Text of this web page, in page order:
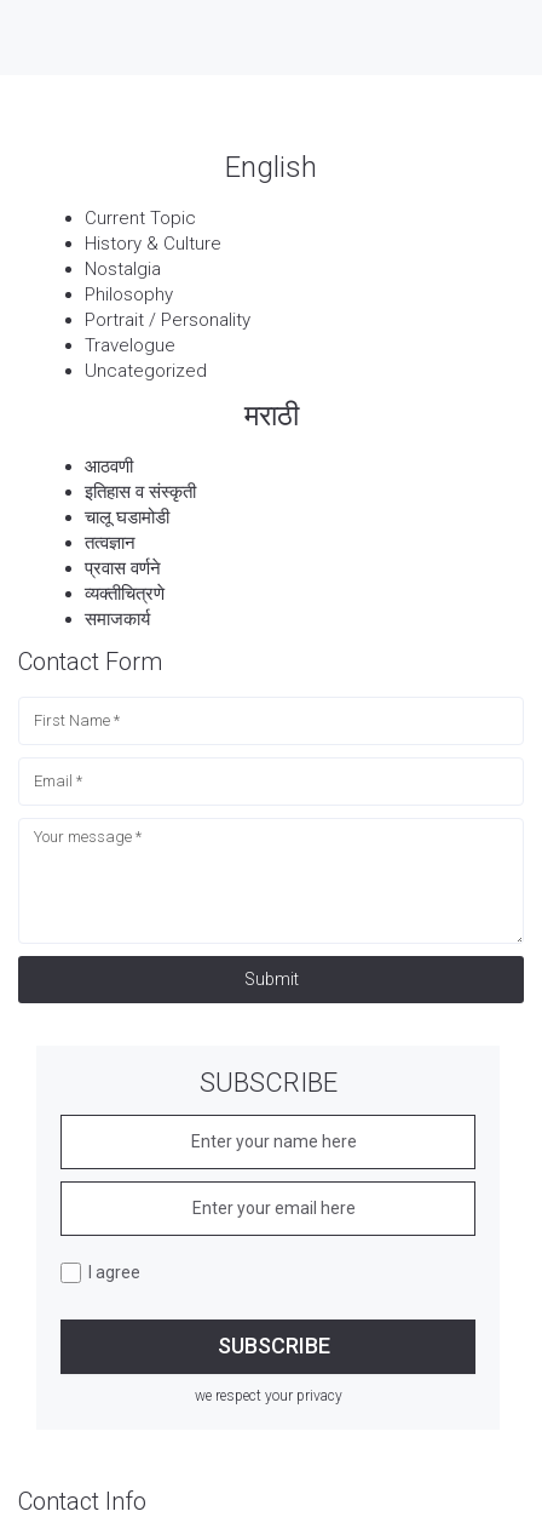
English
Current Topic
History & Culture
Nostalgia
Philosophy
Portrait / Personality
Travelogue
Uncategorized
मराठी
आठवणी
इतिहास व संस्कृती
चालू घडामोडी
तत्वज्ञान
प्रवास वर्णने
व्यक्तीचित्रणे
समाजकार्य
Contact Form
Submit
SUBSCRIBE
I agree
we respect your privacy
Contact Info